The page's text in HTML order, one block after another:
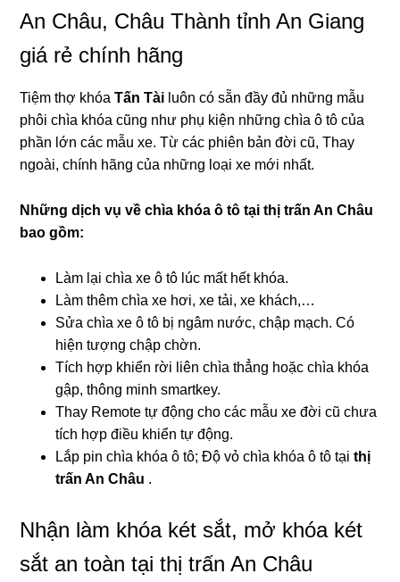
An Châu, Châu Thành tỉnh An Giang
giá rẻ chính hãng
Tiệm thợ khóaTấn Tài luôn có sẵn đầy đủ những mẫu
phôi chìa khóa cũng như phụ kiện những chìa ô tô của
phần lớn các mẫu xe. Từ các phiên bản đời cũ, Thay
ngoài, chính hãng của những loại xe mới nhất.
Những dịch vụ về chìa khóa ô tô tại thị trấn An Châu
bao gồm:
Làm lại chìa xe ô tô lúc mất hết khóa.
Làm thêm chìa xe hơi, xe tải, xe khách,…
Sửa chìa xe ô tô bị ngâm nước, chập mạch. Có
hiện tượng chập chờn.
Tích hợp khiển rời liên chìa thẳng hoặc chìa khóa
gập, thông minh smartkey.
Thay Remote tự động cho các mẫu xe đời cũ chưa
tích hợp điều khiển tự động.
Lắp pin chìa khóa ô tô; Độ vỏ chìa khóa ô tô tạithị
trấn An Châu .
Nhận làm khóa két sắt, mở khóa két
sắt an toàn tại thị trấn An Châu